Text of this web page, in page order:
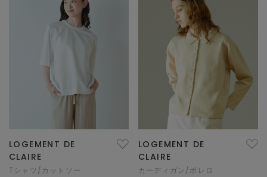
LOGEMENT DE
CLAIRE
Tシャツ/カットソー
LOGEMENT DE
CLAIRE
カーディガン/ボレロ